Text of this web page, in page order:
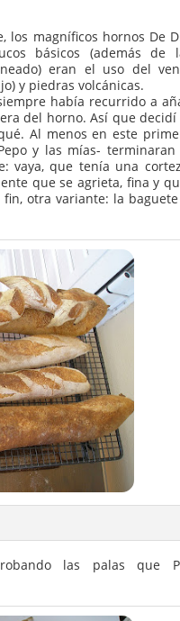
los magníficos
trucos básicos
horneado) eran el
abajo) y piedras
y siempre había
la solera del horno. Así
Al menos en
del Pepo y las mías-
vaya, que tenía
crujiente que se
En fin, otra variante: